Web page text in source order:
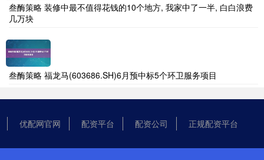
叁酶策略 装修中最不值得花钱的10个地方, 我家中了一半, 白白浪费
几万块
叁酶策略 福龙马(603686.SH)6月预中标5个环卫服务项目
优配网官网 配资平台 配资公司 正规配资平台